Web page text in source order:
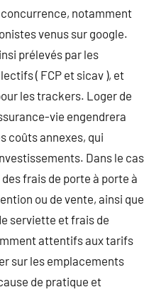
concurrence, notamment
venus sur google.
prélevés par les
( FCP et sicav ), et
les trackers. Loger de
vie engendrera
coûts annexes, qui
Dans le cas
frais de porte à porte à
ou de vente, ainsi que
serviette et frais de
attentifs aux tarifs
sur les emplacements
de pratique et